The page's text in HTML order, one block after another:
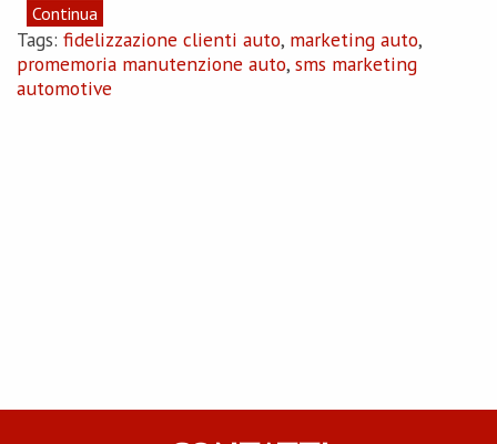
Continua
Tags: fidelizzazione clienti auto, marketing auto,
promemoria manutenzione auto, sms marketing
automotive